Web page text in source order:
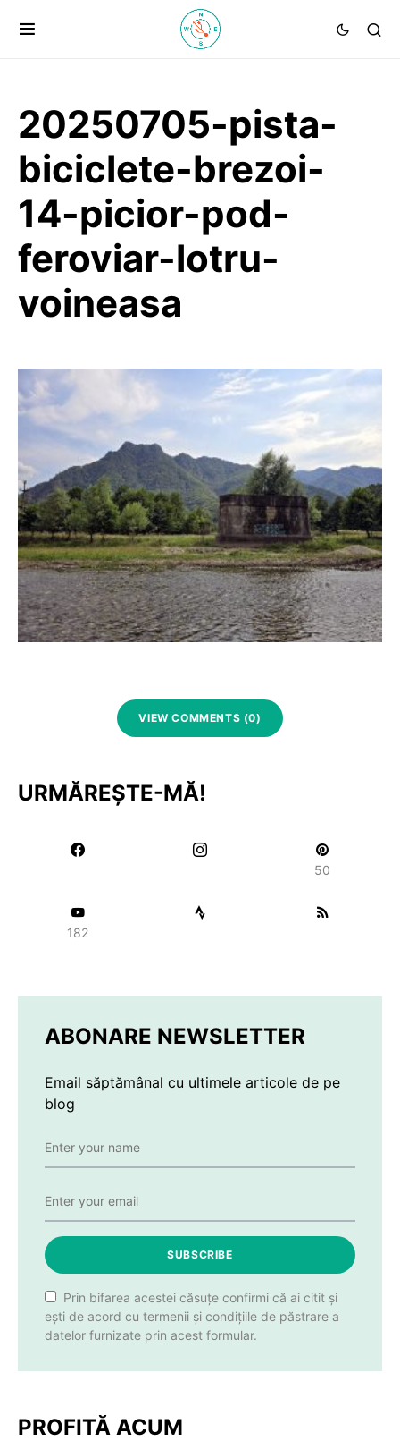
20250705-pista-
biciclete-brezoi-
14-picior-pod-
feroviar-lotru-
voineasa
VIEW COMMENTS (0)
URMĂREȘTE-MĂ!
50
182
ABONARE NEWSLETTER
Email săptămânal cu ultimele articole de pe
blog
SUBSCRIBE
Prin bifarea acestei căsuțe confirmi că ai citit și
ești de acord cu termenii și condițiile de păstrare a
datelor furnizate prin acest formular.
PROFITĂ ACUM